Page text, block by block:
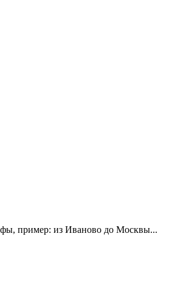
пример: из Иваново до Москвы...